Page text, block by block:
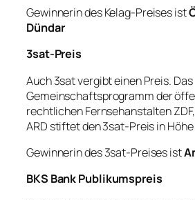
Gewinnerin des Kelag-Preises ist
Dündar
3sat-Preis
Auch 3sat vergibt einen Preis. Das
Gemeinschaftsprogramm der
rechtlichen Fernsehanstalten ZDF,
ARD stiftet den 3sat-Preis in Höhe
Gewinnerin des 3sat-Preises ist
BKS Bank Publikumspreis